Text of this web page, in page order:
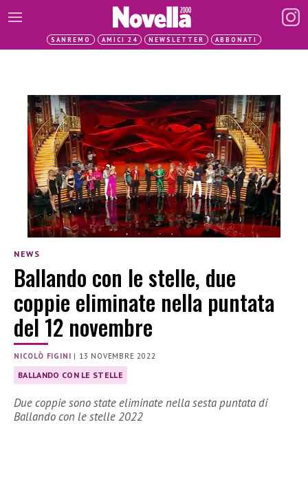
SANREMO AMICI 24 NEWSLETTER ABBONATI
NEWS
Ballando con le stelle, due
coppie eliminate nella puntata
del 12 novembre
NICOLÒ FIGINI | 13 NOVEMBRE 2022
BALLANDO CON LE STELLE
Due coppie sono state eliminate nella sesta puntata di
Ballando con le stelle 2022